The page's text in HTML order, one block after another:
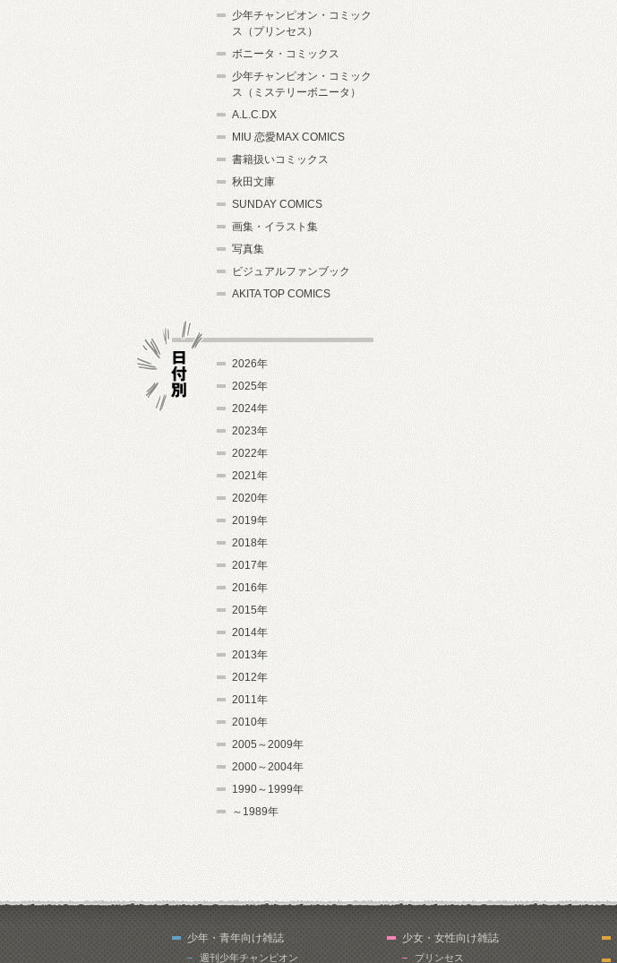
少年チャンピオン・コミック
ス（プリンセス）
ボニータ・コミックス
少年チャンピオン・コミック
ス（ミステリーボニータ）
A.L.C.DX
MIU 恋愛MAX COMICS
書籍扱いコミックス
秋田文庫
SUNDAY COMICS
画集・イラスト集
写真集
ビジュアルファンブック
AKITA TOP COMICS
2026年
2025年
2024年
2023年
2022年
2021年
2020年
2019年
2018年
2017年
2016年
2015年
2014年
2013年
2012年
2011年
2010年
2005～2009年
2000～2004年
1990～1999年
～1989年
少年・青年向け雑誌
週刊少年チャンピオン
少女・女性向け雑誌
プリンセス